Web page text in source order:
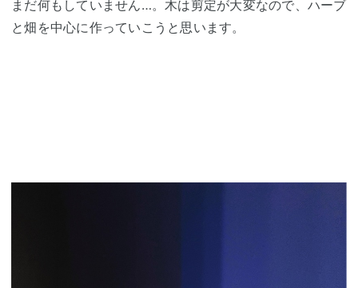
まだ何もしていません…。木は剪定が大変なので、ハーブ
と畑を中心に作っていこうと思います。